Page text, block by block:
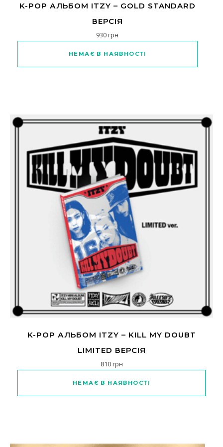
K-POP АЛЬБОМ ITZY – GOLD STANDARD
ВЕРСІЯ
930грн
НЕМАЄ В НАЯВНОСТІ
K-POP АЛЬБОМ ITZY – KILL MY DOUBT
LIMITED ВЕРСІЯ
810грн
НЕМАЄ В НАЯВНОСТІ